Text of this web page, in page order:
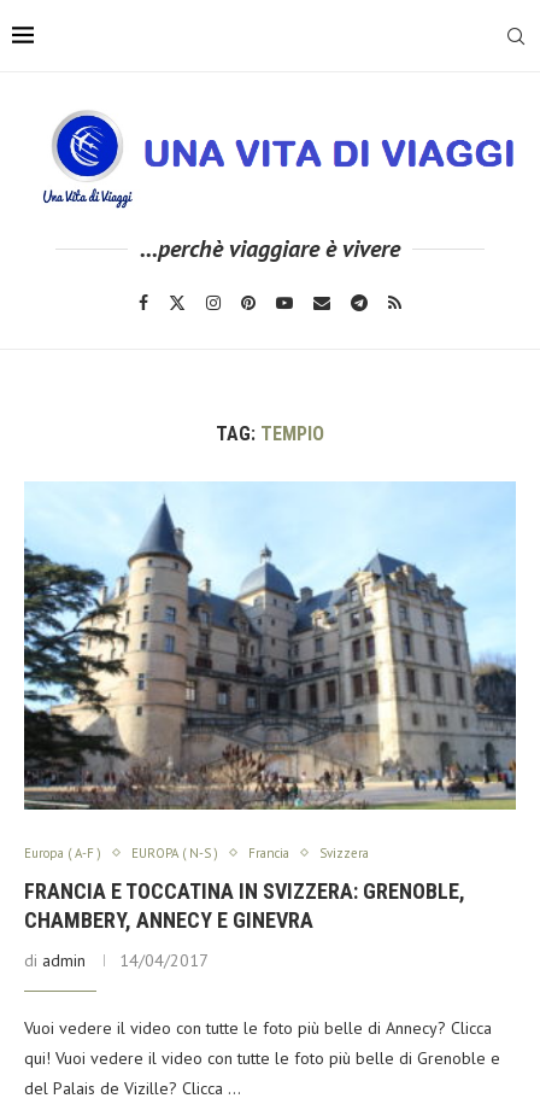
...perchè viaggiare è vivere
TAG: TEMPIO
Europa ( A-F ) EUROPA ( N-S ) Francia Svizzera
FRANCIA E TOCCATINA IN SVIZZERA: GRENOBLE,
CHAMBERY, ANNECY E GINEVRA
di admin 14/04/2017
Vuoi vedere il video con tutte le foto più belle di Annecy? Clicca
qui! Vuoi vedere il video con tutte le foto più belle di Grenoble e
del Palais de Vizille? Clicca …